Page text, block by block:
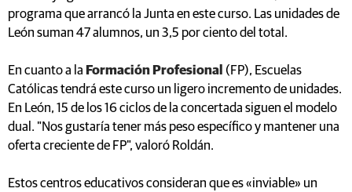
programa que arrancó la Junta en este curso. Las unidades de
León suman 47 alumnos, un 3,5 por ciento del total.
En cuanto a la Formación Profesional (FP), Escuelas
Católicas tendrá este curso un ligero incremento de unidades.
En León, 15 de los 16 ciclos de la concertada siguen el modelo
dual. "Nos gustaría tener más peso específico y mantener una
oferta creciente de FP", valoró Roldán.
Estos centros educativos consideran que es «inviable» un